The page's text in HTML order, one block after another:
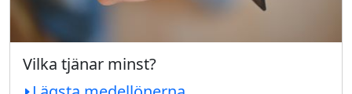
Vilka tjänar minst?